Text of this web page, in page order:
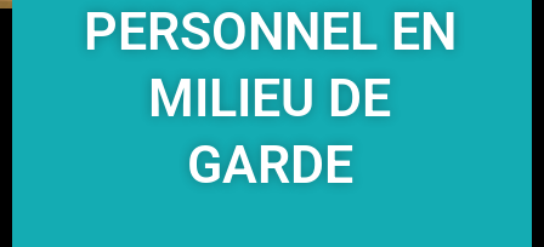
PERSONNEL EN
MILIEU DE
GARDE